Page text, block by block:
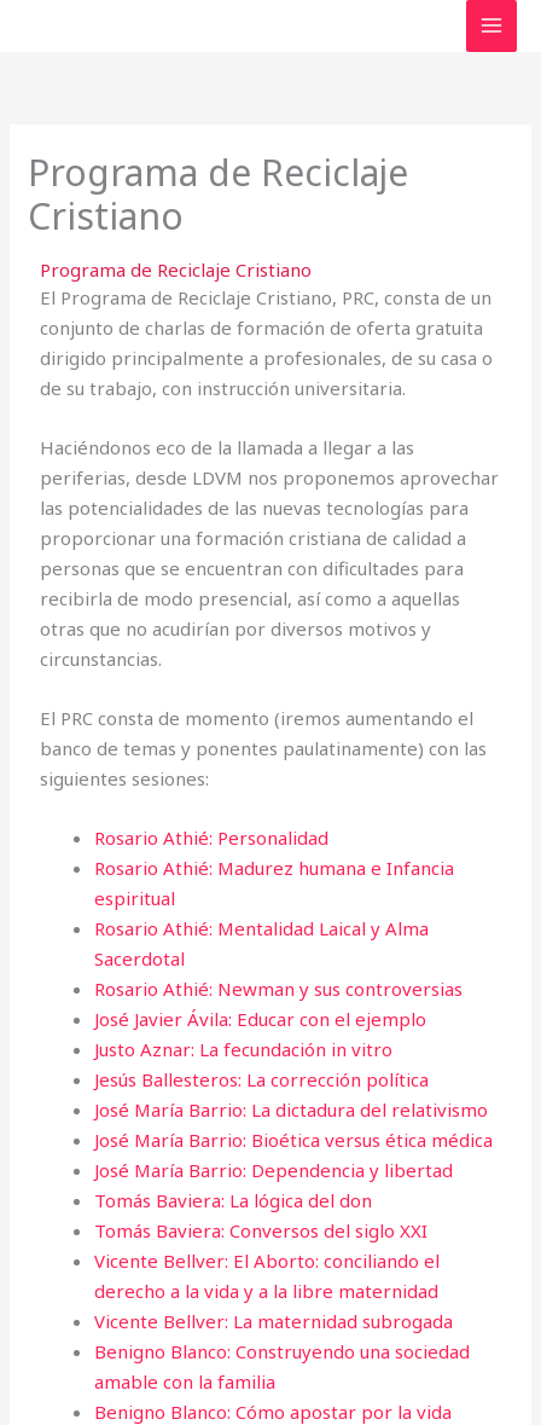
Programa de Reciclaje
Cristiano
Programa de Reciclaje Cristiano
El Programa de Reciclaje Cristiano, PRC, consta de un
conjunto de charlas de formación de oferta gratuita
dirigido principalmente a profesionales, de su casa o
de su trabajo, con instrucción universitaria.
Haciéndonos eco de la llamada a llegar a las
periferias, desde LDVM nos proponemos aprovechar
las potencialidades de las nuevas tecnologías para
proporcionar una formación cristiana de calidad a
personas que se encuentran con dificultades para
recibirla de modo presencial, así como a aquellas
otras que no acudirían por diversos motivos y
circunstancias.
El PRC consta de momento (iremos aumentando el
banco de temas y ponentes paulatinamente) con las
siguientes sesiones:
Rosario Athié: Personalidad
Rosario Athié: Madurez humana e Infancia
espiritual
Rosario Athié: Mentalidad Laical y Alma
Sacerdotal
Rosario Athié: Newman y sus controversias
José Javier Ávila: Educar con el ejemplo
Justo Aznar: La fecundación in vitro
Jesús Ballesteros: La corrección política
José María Barrio: La dictadura del relativismo
José María Barrio: Bioética versus ética médica
José María Barrio: Dependencia y libertad
Tomás Baviera: La lógica del don
Tomás Baviera: Conversos del siglo XXI
Vicente Bellver: El Aborto: conciliando el
derecho a la vida y a la libre maternidad
Vicente Bellver: La maternidad subrogada
Benigno Blanco: Construyendo una sociedad
amable con la familia
Benigno Blanco: Cómo apostar por la vida